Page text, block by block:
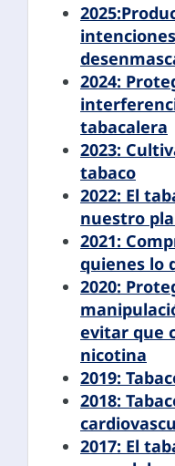
2024:
tabacalera
2023:
tabaco
2022: El
nuestro
2021:
quienes lo
2020:
evitar que
nicotina
2019:
2018:
2017: El